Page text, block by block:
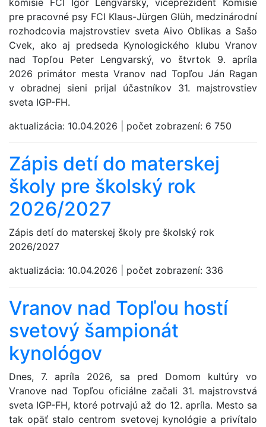
komisie FCI Igor Lengvarský, viceprezident Komisie
pre pracovné psy FCI Klaus-Jürgen Glüh, medzinárodní
rozhodcovia majstrovstiev sveta Aivo Oblikas a Sašo
Cvek, ako aj predseda Kynologického klubu Vranov
nad Topľou Peter Lengvarský, vo štvrtok 9. apríla
2026 primátor mesta Vranov nad Topľou Ján Ragan
v obradnej sieni prijal účastníkov 31. majstrovstiev
sveta IGP-FH.
aktualizácia: 10.04.2026 počet zobrazení: 6 750
Zápis detí do materskej
školy pre školský rok
2026/2027
Zápis detí do materskej školy pre školský rok
2026/2027
aktualizácia: 10.04.2026 počet zobrazení: 336
Vranov nad Topľou hostí
svetový šampionát
kynológov
Dnes, 7. apríla 2026, sa pred Domom kultúry vo
Vranove nad Topľou oficiálne začali 31. majstrovstvá
sveta IGP-FH, ktoré potrvajú až do 12. apríla. Mesto sa
tak opäť stalo centrom svetovej kynológie a privítalo